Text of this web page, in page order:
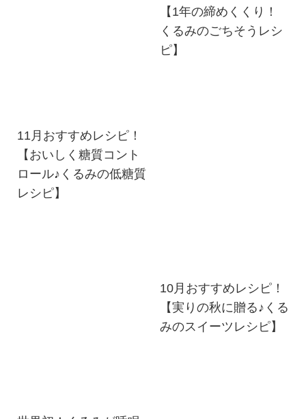
【1年の締めくくり！
くるみのごちそうレシ
ピ】
11月おすすめレシピ！
【おいしく糖質コント
ロール♪くるみの低糖質
レシピ】
10月おすすめレシピ！
【実りの秋に贈る♪くる
みのスイーツレシピ】